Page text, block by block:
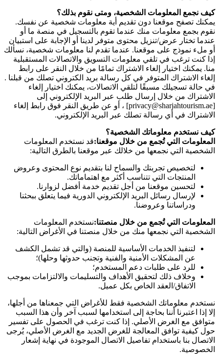
كيف نجمع المعلومات الشخصية، ومتى نقوم بذلك؟
يمكنك تصفح موقعنا دون تقديم أية معلومات شخصية عن نفسك.
نقوم بجمع معلومات منك عندما تقوم بالتسجيل في منصة ما أو
عندما تختار عرض/تنزيل محتوى متوفر لدينا أو الإجابة على استبيان
أو ملء نموذج على موقعنا. عندما تقدم لنا معلومات شخصية، نسألك
إذا كنت ترغب في تلقي معلومات التسويق والاتصالات المستقبلية
منا. يمكنك اختيار إلغاء الاشتراك تمامًا من خلال النقر على رابط
إلغاء الاشتراك المتوفر في كل رسالة بريد الكتروني تصلك من قبلنا .
في حالة تسجيلك مسبقًا لتلقي الاتصالات، يمكنك اختيار إلغاء
الاشتراك من خلال إرسال طلب عبر البريد الإلكتروني إلى
[privacy@sharjahtourism.ae] ، أو عن طريق النقر فوق رابط إلغاء
الاشتراك في أي رسالة تصلك عبر البريد الإلكتروني.
كيف نستخدم معلوماتك الشخصية؟
المعلومات التي تُجمع من خلال موقعنا:قد نستخدم المعلومات
الشخصية التي نجمعها من خلالك عبر موقعنا بالطرق التالية:
لتخصيص تجربتك والسماح لنا بتقديم نوع المحتوى وعروض
المنتجات التي تتناسب أكثر مع اهتماماتك.
لتحسين موقعنا من أجل تقديم خدمة أفضل لزوارنا.
لإرسال رسائل البريد الإلكتروني الدورية فيما يتعلق ببحثنا
ودراساتنا وعروضنا.
المعلومات التي تُجمع من خلال منصتنا:نستخدم المعلومات
الشخصية التي نجمعها منك من خلال منصتنا في الأغراض التالية:
لتنفيذ الخدمات الأساسية للمنصة (والتي قد تشمل الكشف
عن المشكلات الأمنية والفنية وتجنب حدوثها وحلها)؛
للرد على طلبات دعم المستخدم؛
وخلاف ذلك لتحقيق الأهداف والتسليمات والالتزامات بموجب
الاتفاق/العقد الخاص بكل عميل.
نستخدم معلوماتك الشخصية فقط للأغراض التي جمعناها من أجلها،
إلا إذا اعتبرنا أننا بحاجة إلى استخدامها لسبب آخر وأن هذا السبب
متوافق مع الغرض الأصلي. إذا كنت ترغب في الحصول على تفسير
حول كيفية توافق المعالجة للغرض الجديد مع الغرض الأصلي، يُرجى
الاتصال بنا باستخدام تفاصيل الاتصال الموجودة في نهاية إشعار
الخصوصية.